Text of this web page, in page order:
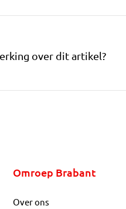
over dit artikel?
Omroep Brabant
Over ons